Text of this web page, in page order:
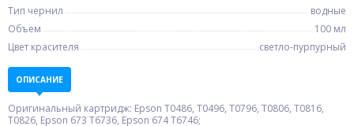
Тип чернил
водные
Объем
100 мл
Цвет красителя
светло-пурпурный
ОПИСАНИЕ
Оригинальный картридж: Epson T0486, T0496, T0796, T0806, T0816,
T0826, Epson 673 T6736, Epson 674 T6746;